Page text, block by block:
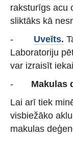
raksturīgs acu
sliktāks kā
- Uveīts.
Laboratoriju
var izraisīt
- Makulas
Lai arī tiek
visbiežāko
makulas